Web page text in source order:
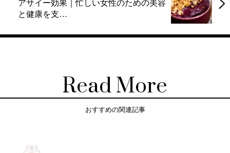
アサイー効果｜忙しい女性のための美容
と健康を支…
Read More
おすすめの関連記事